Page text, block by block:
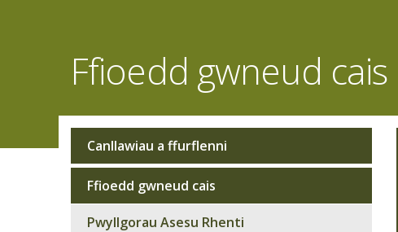
Ffioedd gwneud cais
Sub
navigation
Canllawiau a ffurflenni
Ffioedd gwneud cais
Pwyllgorau Asesu Rhenti